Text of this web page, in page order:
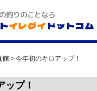
釣りのことなら
イレグイドットコム
館 今年初のキロアップ！
ップ！